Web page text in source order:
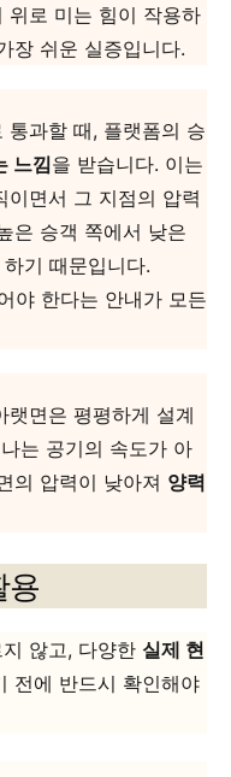
위로 미는 힘이 작용하
장 쉬운 실증입니다.
통과할 때, 플랫폼의 승
느낌을 받습니다. 이는
이면서 그 지점의 압력
은 승객 쪽에서 낮은
기 때문입니다.
야 한다는 안내가 모든
랫면은 평평하게 설계
는 공기의 속도가 아
의 압력이 낮아져 양력
용
않고, 다양한 실제 현
전에 반드시 확인해야